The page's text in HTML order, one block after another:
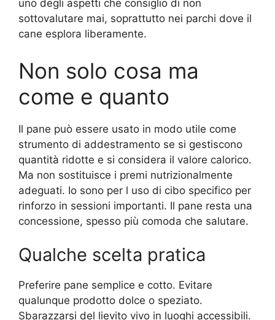
uno degli aspetti che consiglio di non
sottovalutare mai, soprattutto nei parchi dove il
cane esplora liberamente.
Non solo cosa ma
come e quanto
Il pane può essere usato in modo utile come
strumento di addestramento se si gestiscono
quantità ridotte e si considera il valore calorico.
Ma non sostituisce i premi nutrizionalmente
adeguati. Io sono per l uso di cibo specifico per
rinforzo in sessioni importanti. Il pane resta una
concessione, spesso più comoda che salutare.
Qualche scelta pratica
Preferire pane semplice e cotto. Evitare
qualunque prodotto dolce o speziato.
Sbarazzarsi del lievito vivo in luoghi accessibili.